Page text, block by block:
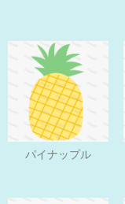
パイナップル